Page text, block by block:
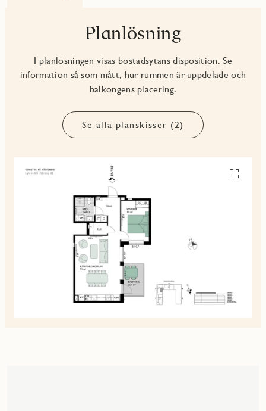
Planlösning
I planlösningen visas bostadsytans disposition. Se
information så som mått, hur rummen är uppdelade och
balkongens placering.
Se alla planskisser (2)
Se